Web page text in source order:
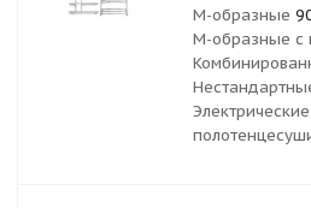
М-образные
М-образные с
Электрические